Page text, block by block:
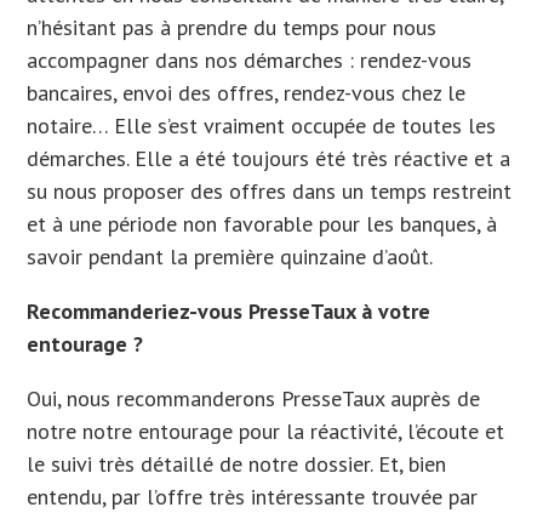
n’hésitant pas à prendre du temps pour nous
accompagner dans nos démarches : rendez-vous
bancaires, envoi des offres, rendez-vous chez le
notaire… Elle s’est vraiment occupée de toutes les
démarches. Elle a été toujours été très réactive et a
su nous proposer des offres dans un temps restreint
et à une période non favorable pour les banques, à
savoir pendant la première quinzaine d’août.
Recommanderiez-vous PresseTaux à votre
entourage ?
Oui, nous recommanderons PresseTaux auprès de
notre notre entourage pour la réactivité, l’écoute et
le suivi très détaillé de notre dossier. Et, bien
entendu, par l’offre très intéressante trouvée par